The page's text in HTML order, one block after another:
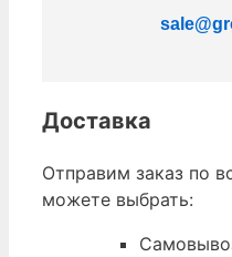
Доставка
Отправим заказ по
можете выбрать: